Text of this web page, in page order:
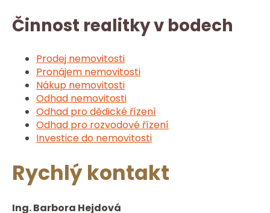
Činnost realitky v bodech
Prodej nemovitosti
Pronájem nemovitosti
Nákup nemovitosti
Odhad nemovitosti
Odhad pro dědické řízení
Odhad pro rozvodové řízení
Investice do nemovitosti
Rychlý kontakt
Ing. Barbora Hejdová